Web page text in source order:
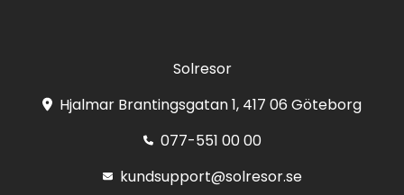
Solresor
Hjalmar Brantingsgatan 1, 417 06 Göteborg
077-551 00 00
kundsupport@solresor.se